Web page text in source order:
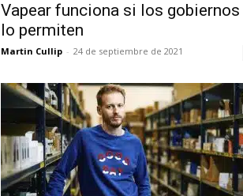
Vapear funciona si los gobiernos
lo permiten
Martin Cullip - 24 de septiembre de 2021